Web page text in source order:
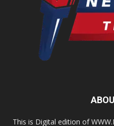
This is Digital edition of